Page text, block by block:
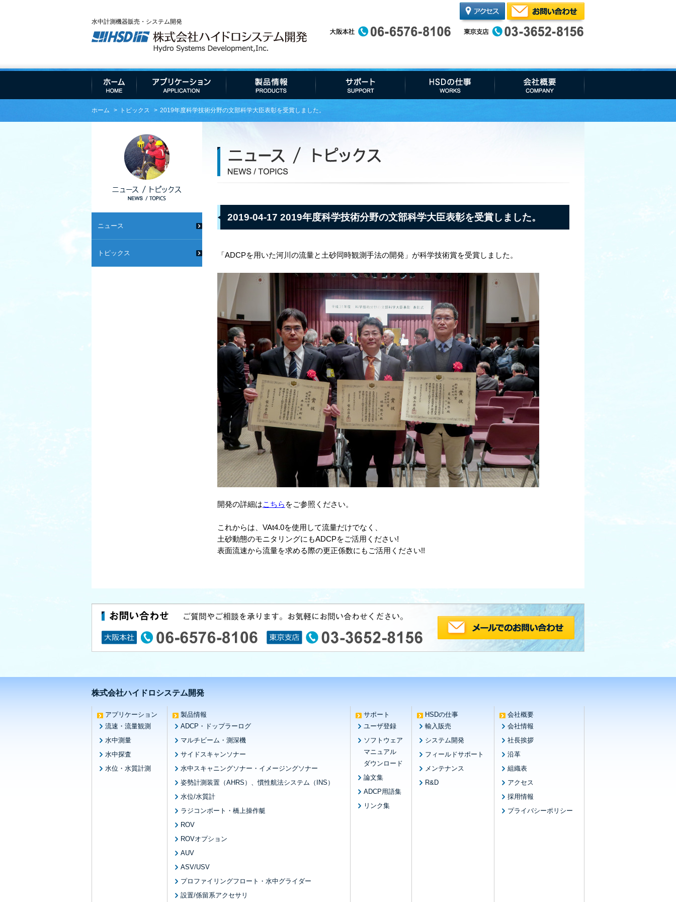
水中計測機器販売・システム開発
ホーム トピックス 2019年度科学技術分野の文部科学大臣表彰を受賞しました。
2019-04-17 2019年度科学技術分野の文部科学大臣表彰を受賞しました。
「ADCPを用いた河川の流量と土砂同時観測手法の開発」が科学技術賞を受賞しました。
開発の詳細はこちら をご参照ください。
これからは、VAt4.0を使用して流量だけでなく、
土砂動態のモニタリングにもADCPをご活用ください!
表面流速から流量を求める際の更正係数にもご活用ください!!
ニュース
トピックス
株式会社ハイドロシステム開発
アプリケーション
流速・流量観測
水中測量
水中探査
水位・水質計測
製品情報
ADCP・ドップラーログ
マルチビーム・測深機
サイドスキャンソナー
水中スキャニングソナー・イメージングソナー
姿勢計測装置（AHRS）、慣性航法システム（INS）
水位/水質計
ラジコンボート・橋上操作艇
ROV
ROVオプション
AUV
ASV/USV
プロファイリングフロート・水中グライダー
設置/係留系アクセサリ
サポート
ユーザ登録
ソフトウェア
マニュアル
ダウンロード
論文集
ADCP用語集
リンク集
HSDの仕事
輸入販売
システム開発
フィールドサポート
メンテナンス
R&D
会社概要
会社情報
社長挨拶
沿革
組織表
アクセス
採用情報
プライバシーポリシー